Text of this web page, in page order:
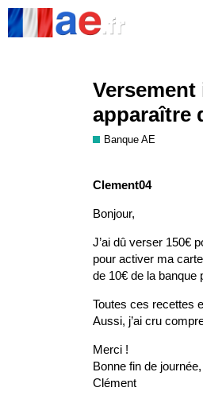
apparaître
Banque AE
Clement04
Bonjour,
J’ai dû verser 150€
pour activer ma
de 10€ de la banque
Toutes ces recettes
Aussi, j’ai cru
Merci !
Bonne fin de journée,
Clément